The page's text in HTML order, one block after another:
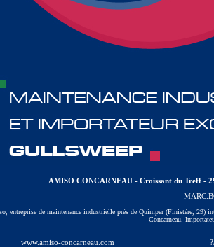
AMISO CONCARNEAU - Croissant du Treff -
entreprise de maintenance industrielle près de Quimper (Finistère, 29)
Concarneau.
www.amiso-concarneau.com